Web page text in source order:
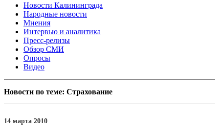
Новости Калининграда
Народные новости
Мнения
Интервью и аналитика
Пресс-релизы
Обзор СМИ
Опросы
Видео
Новости по теме: Страхование
14 марта 2010